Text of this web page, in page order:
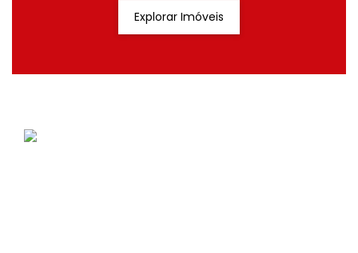
Explorar Imóveis